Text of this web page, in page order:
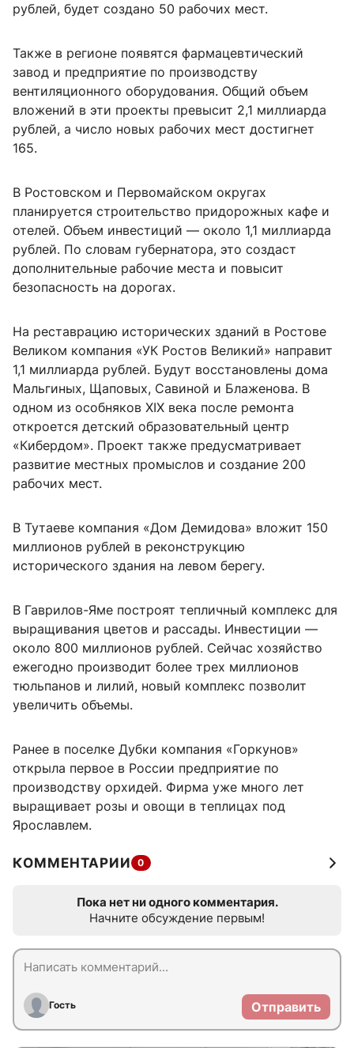
рублей, будет создано 50 рабочих мест.
Также в регионе появятся фармацевтический
завод и предприятие по производству
вентиляционного оборудования. Общий объем
вложений в эти проекты превысит 2,1 миллиарда
рублей, а число новых рабочих мест достигнет
165.
В Ростовском и Первомайском округах
планируется строительство придорожных кафе и
отелей. Объем инвестиций — около 1,1 миллиарда
рублей. По словам губернатора, это создаст
дополнительные рабочие места и повысит
безопасность на дорогах.
На реставрацию исторических зданий в Ростове
Великом компания «УК Ростов Великий» направит
1,1 миллиарда рублей. Будут восстановлены дома
Мальгиных, Щаповых, Савиной и Блаженова. В
одном из особняков XIX века после ремонта
откроется детский образовательный центр
«Кибердом». Проект также предусматривает
развитие местных промыслов и создание 200
рабочих мест.
В Тутаеве компания «Дом Демидова» вложит 150
миллионов рублей в реконструкцию
исторического здания на левом берегу.
В Гаврилов-Яме построят тепличный комплекс для
выращивания цветов и рассады. Инвестиции —
около 800 миллионов рублей. Сейчас хозяйство
ежегодно производит более трех миллионов
тюльпанов и лилий, новый комплекс позволит
увеличить объемы.
Ранее в поселке Дубки компания «Горкунов»
открыла первое в России предприятие по
производству орхидей. Фирма уже много лет
выращивает розы и овощи в теплицах под
Ярославлем.
КОММЕНТАРИИ 0
Пока нет ни одного комментария.
Начните обсуждение первым!
Гость Отправить